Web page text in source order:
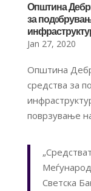
Општина
за
Jan 27, 2020
Општина
средства за
поврзување
Светска